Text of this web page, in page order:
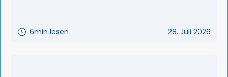
6min lesen 28. Juli 2026